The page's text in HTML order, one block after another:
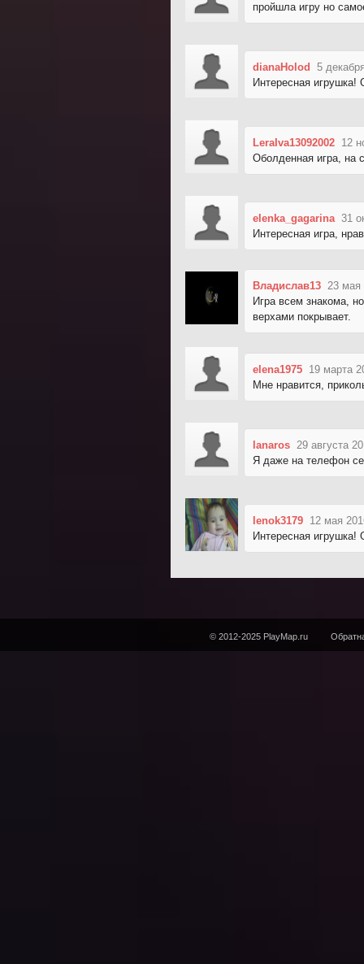
пройшла игру но
dianaHolod 5
Интересная игрушка!
LeraIva13092002 12
Оболденная игра, на
elenka_gagarina 31
Интересная игра,
Владислав13 23 мая
Игра всем знакома,
верхами покрывает.
elena1975 19 марта
Мне нравится,
lanaros 29 августа
Я даже на телефон
lenok3179 12 мая
Интересная игрушка!
© 2012-2025 PlayMap.ru